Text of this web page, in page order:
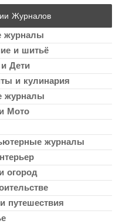
Журналов
журналы
и шитьё
Дети
и кулинария
журналы
Мото
журналы
огород
путешествия